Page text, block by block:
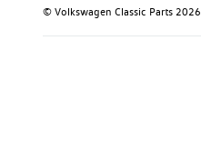
© Volkswagen Classic Parts 2026